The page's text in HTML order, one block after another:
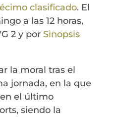
clasificado. El
a las 12 horas,
2 y por Sinopsis
la moral tras el
jornada, en la que
el último
siendo la